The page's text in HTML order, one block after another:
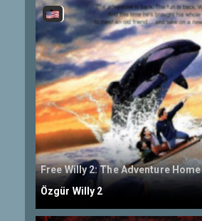
Free Willy 2: The Adventure Home
Özgür Willy 2